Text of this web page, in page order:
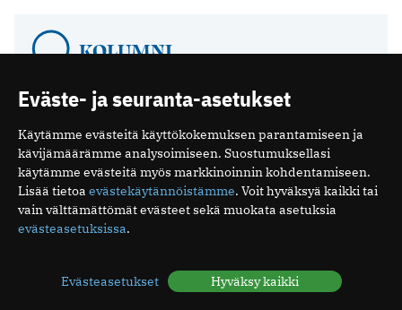
KOLUMNI
Terveys on osa turvallisuutta
Viikon käänteiset uutiset
15.03.2026 10:15
Kosketuksella olisi monenlaista käyttöä
Espanjassa perusterveydenhuolto toimii
Eväste- ja seuranta-asetukset
Käytämme evästeitä käyttökokemuksen parantamiseen ja
kävijämäärämme analysoimiseen. Suostumuksellasi
käytämme evästeitä myös markkinoinnin kohdentamiseen.
Lisää tietoa evästekäytännöistämme. Voit hyväksyä kaikki tai
vain välttämättömät evästeet sekä muokata asetuksia
evästeasetuksissa.
Evästeasetukset Hyväksy kaikki